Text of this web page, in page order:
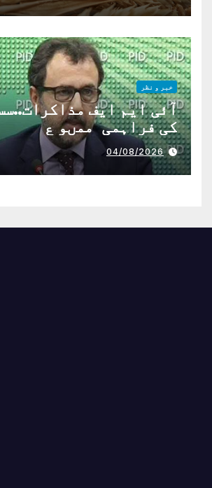
خبر و نظر
آئی ایم ایف
کی فراہمی ممںو ع
04/08/2026